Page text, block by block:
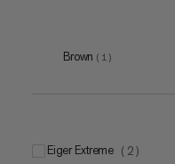
XXL (4)
Brown ( 1 )
Eiger Extreme ( 2 )